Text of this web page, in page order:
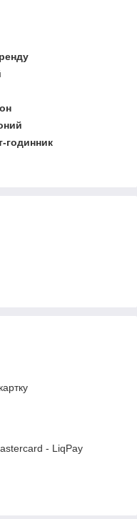
годинник
- LiqPay